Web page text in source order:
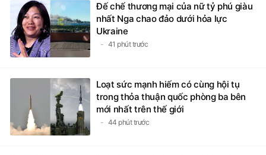
Đế chế thương mại của nữ tỷ phú giàu
nhất Nga chao đảo dưới hỏa lực
Ukraine
41 phút trước
Loạt sức mạnh hiếm có cùng hội tụ
trong thỏa thuận quốc phòng ba bên
mới nhất trên thế giới
44 phút trước